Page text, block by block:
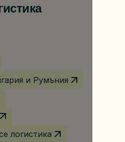
и Румъния
логистика